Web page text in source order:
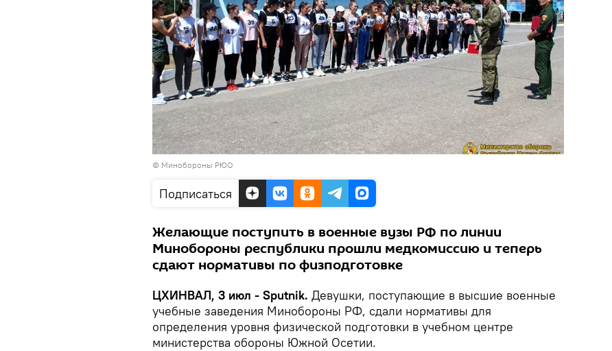
© Минобороны РЮО
Подписаться
Желающие поступить в военные вузы РФ по линии
Минобороны республики прошли медкомиссию и теперь
сдают нормативы по физподготовке
ЦХИНВАЛ, 3 июл - Sputnik. Девушки, поступающие в высшие военные
учебные заведения Минобороны РФ, сдали нормативы для
определения уровня физической подготовки в учебном центре
министерства обороны Южной Осетии.